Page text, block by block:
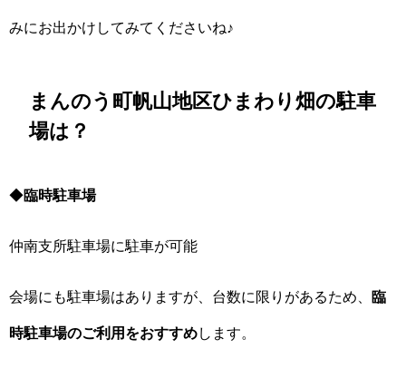
みにお出かけしてみてくださいね♪
まんのう町帆山地区ひまわり畑の駐車
場は？
◆臨時駐車場
仲南支所駐車場に駐車が可能
会場にも駐車場はありますが、台数に限りがあるため、 臨
時駐車場のご利用をおすすめします。